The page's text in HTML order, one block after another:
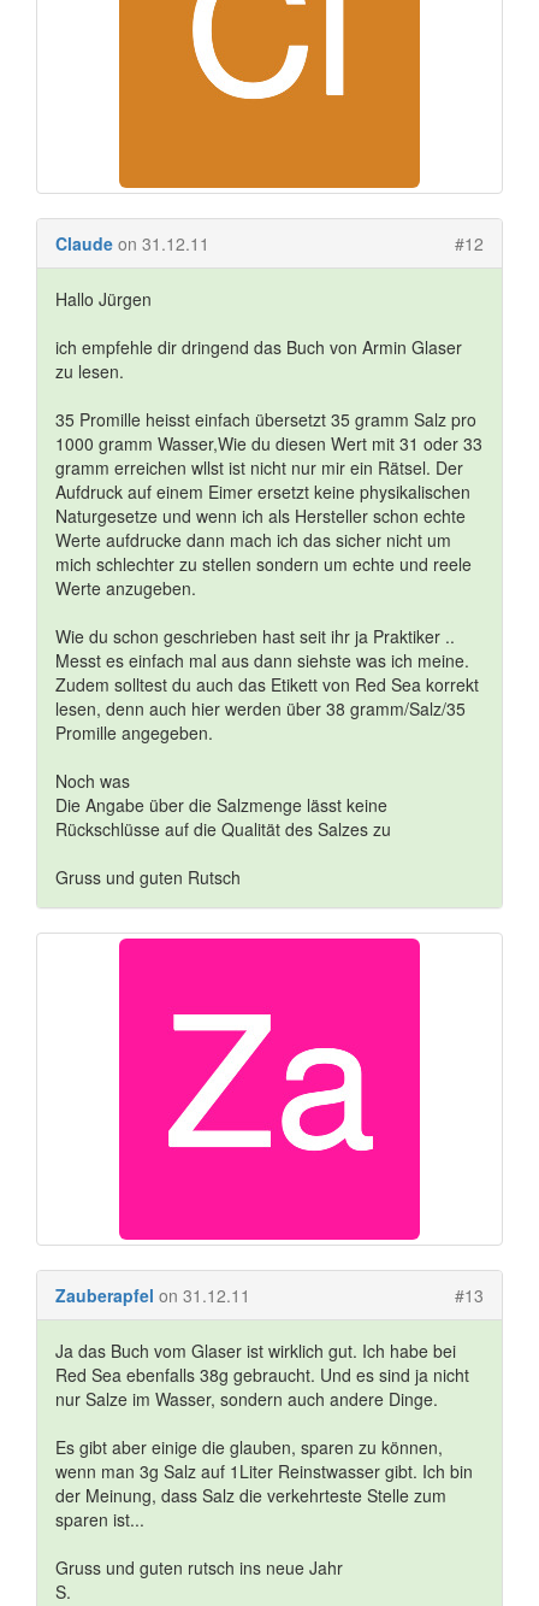
Claude on 31.12.11 #12
Hallo Jürgen
ich empfehle dir dringend das Buch von Armin Glaser
zu lesen.
35 Promille heisst einfach übersetzt 35 gramm Salz pro
1000 gramm Wasser,Wie du diesen Wert mit 31 oder 33
gramm erreichen wllst ist nicht nur mir ein Rätsel. Der
Aufdruck auf einem Eimer ersetzt keine physikalischen
Naturgesetze und wenn ich als Hersteller schon echte
Werte aufdrucke dann mach ich das sicher nicht um
mich schlechter zu stellen sondern um echte und reele
Werte anzugeben.
Wie du schon geschrieben hast seit ihr ja Praktiker ..
Messt es einfach mal aus dann siehste was ich meine.
Zudem solltest du auch das Etikett von Red Sea korrekt
lesen, denn auch hier werden über 38 gramm/Salz/35
Promille angegeben.
Noch was
Die Angabe über die Salzmenge lässt keine
Rückschlüsse auf die Qualität des Salzes zu
Gruss und guten Rutsch
Zauberapfel on 31.12.11 #13
Ja das Buch vom Glaser ist wirklich gut. Ich habe bei
Red Sea ebenfalls 38g gebraucht. Und es sind ja nicht
nur Salze im Wasser, sondern auch andere Dinge.
Es gibt aber einige die glauben, sparen zu können,
wenn man 3g Salz auf 1Liter Reinstwasser gibt. Ich bin
der Meinung, dass Salz die verkehrteste Stelle zum
sparen ist...
Gruss und guten rutsch ins neue Jahr
S.